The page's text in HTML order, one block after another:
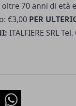
70 anni di età
€3,00 PER
ITALFIERE SRL
Whatsapp